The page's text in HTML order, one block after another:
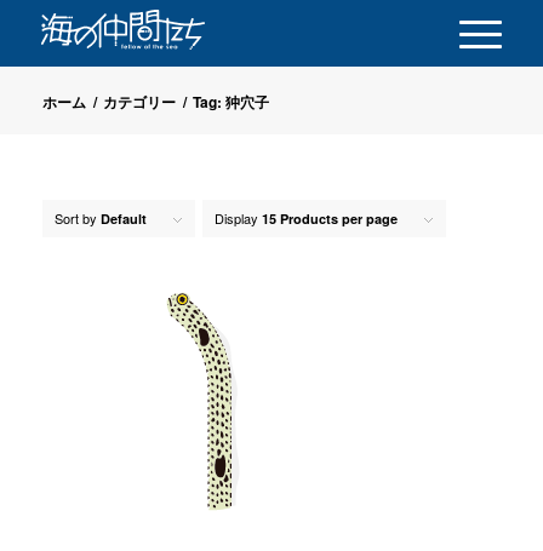
ホーム / カテゴリー / Tag: 狆穴子
Sort by Default Display 15 Products per page